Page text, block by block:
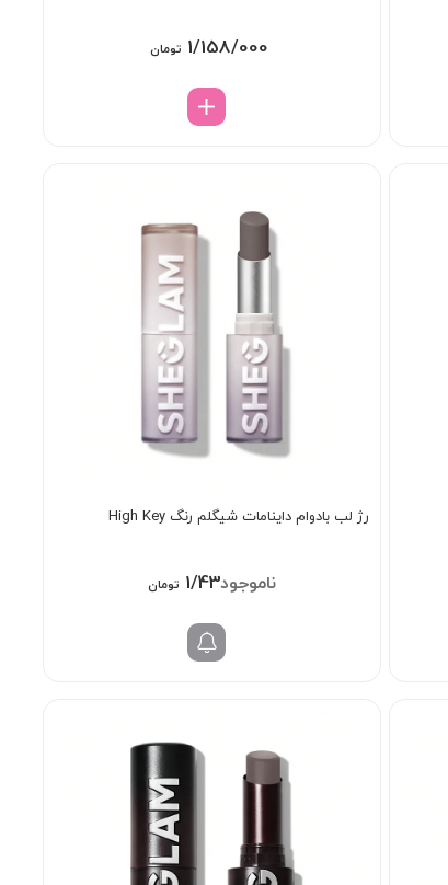
1/158/000 تومان
رژ لب بادوام داینامات شیگلم رنگ High Key
1/438/000 تومان